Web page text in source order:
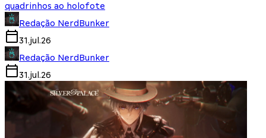
quadrinhos ao holofote
Redação NerdBunker
31.jul.26
Redação NerdBunker
31.jul.26